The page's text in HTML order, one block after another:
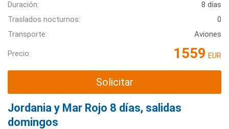
Duración:
8 días
Traslados nocturnos:
0
Transporte:
Aviones
Precio: 1559 EUR
Solicitar
Jordania y Mar Rojo 8 días, salidas
domingos